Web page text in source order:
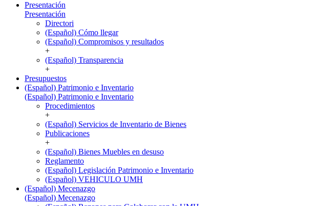
Presentación
Presentación
Directori
(Español) Cómo llegar
(Español) Compromisos y resultados
+
(Español) Transparencia
+
Presupuestos
(Español) Patrimonio e Inventario
(Español) Patrimonio e Inventario
Procedimientos
+
(Español) Servicios de Inventario de Bienes
Publicaciones
+
(Español) Bienes Muebles en desuso
Reglamento
(Español) Legislación Patrimonio e Inventario
(Español) VEHICULO UMH
(Español) Mecenazgo
(Español) Mecenazgo